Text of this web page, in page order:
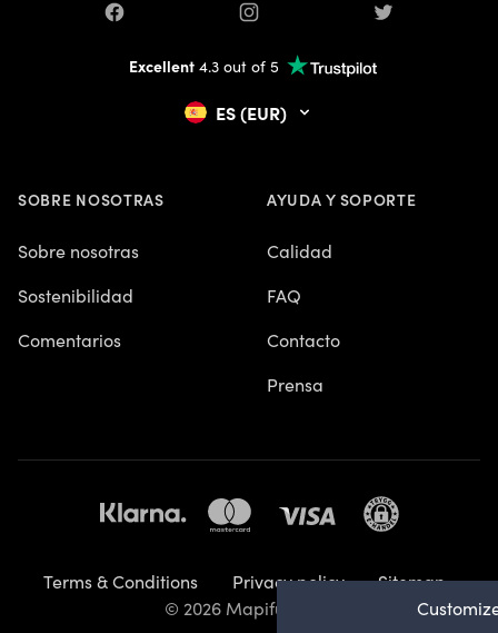
Facebook Instagram Twitter
Excellent4.3 out of 5
ES (EUR)
SOBRE NOSOTRAS
Sobre nosotras
Sostenibilidad
Comentarios
AYUDA Y SOPORTE
Calidad
FAQ
Contacto
Prensa
Terms & Conditions Privacy policy
Sitemap
© 2026 Mapiful AB